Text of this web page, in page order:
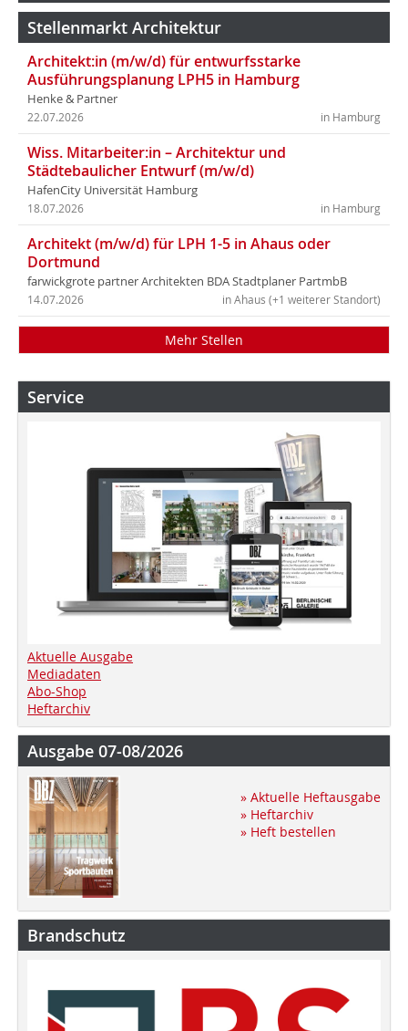
Stellenmarkt Architektur
Architekt:in (m/w/d) für entwurfsstarke
Ausführungsplanung LPH5 in Hamburg
Henke & Partner
in Hamburg
22.07.2026
Wiss. Mitarbeiter:in – Architektur und
Städtebaulicher Entwurf (m/w/d)
HafenCity Universität Hamburg
in Hamburg
18.07.2026
Architekt (m/w/d) für LPH 1-5 in Ahaus oder
Dortmund
farwickgrote partner Architekten BDA Stadtplaner PartmbB
in Ahaus (+1 weiterer Standort)
14.07.2026
Mehr Stellen
Service
Aktuelle Ausgabe
Mediadaten
Abo-Shop
Heftarchiv
Ausgabe 07-08/2026
» Aktuelle Heftausgabe
» Heftarchiv
» Heft bestellen
Brandschutz